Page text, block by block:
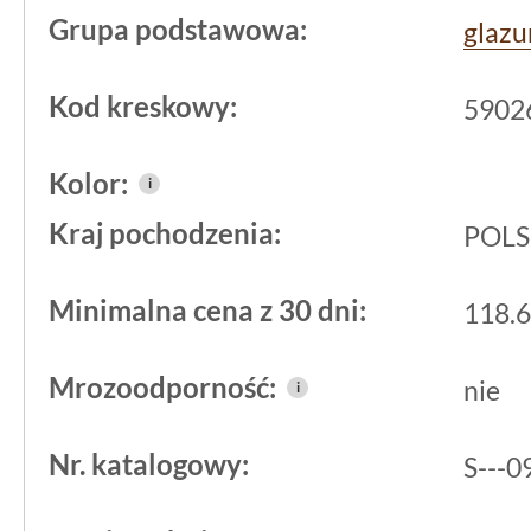
rozwiązania dla
przestrzeni
Paradyż
przystosowany do warunków
gdzie łatwość czyszczenia i
Błyszcząca powierzchnia ułatwia
doceni każdy użytkownik.
czyni z tej płytki praktyczny wybór
jakość i prostota, nie zaś wyszukana
Grupa podstawowa:
Kod kreskowy:
Kolor: i
Kraj pochodzenia:
Minimalna cena z 30 dni:
Mrozoodporność: i nie
Nr. katalogowy: S---